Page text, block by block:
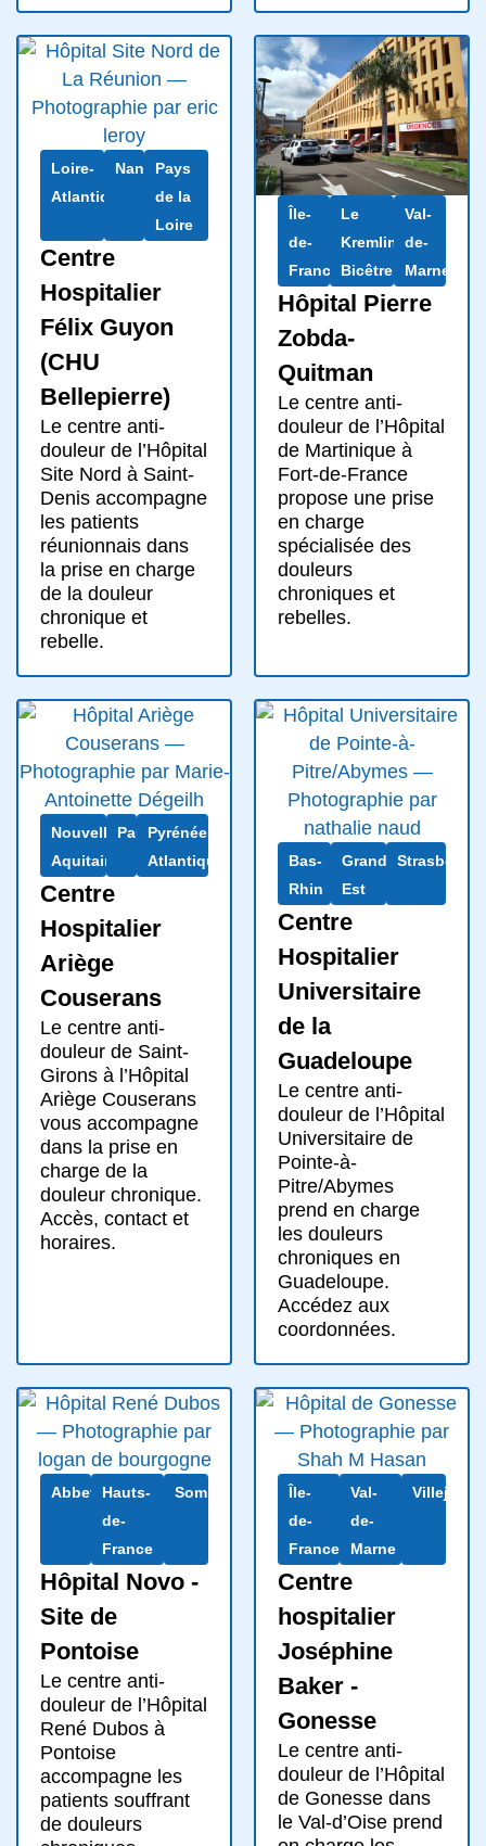
Loire-
Atlantique
NantesPays
de la
Loire
Centre
Hospitalier
Félix Guyon
(CHU
Bellepierre)
Le centre anti-
douleur de l’Hôpital
Site Nord à Saint-
Denis accompagne
les patients
réunionnais dans
la prise en charge
de la douleur
chronique et
rebelle.
Île-
de-
France
Le
Kremlin-
Bicêtre
Val-
de-
Marne
Hôpital Pierre
Zobda-
Quitman
Le centre anti-
douleur de l’Hôpital
de Martinique à
Fort-de-France
propose une prise
en charge
spécialisée des
douleurs
chroniques et
rebelles.
Nouvelle-
Aquitaine
Pau
Pyrénées-
Atlantiques
Centre
Hospitalier
Ariège
Couserans
Le centre anti-
douleur de Saint-
Girons à l’Hôpital
Ariège Couserans
vous accompagne
dans la prise en
charge de la
douleur chronique.
Accès, contact et
horaires.
Bas-
Rhin
Grand
Est
Strasbourg
Centre
Hospitalier
Universitaire
de la
Guadeloupe
Le centre anti-
douleur de l’Hôpital
Universitaire de
Pointe-à-
Pitre/Abymes
prend en charge
les douleurs
chroniques en
Guadeloupe.
Accédez aux
coordonnées.
AbbevilleHauts-
de-
France
Somme
Hôpital Novo -
Site de
Pontoise
Le centre anti-
douleur de l’Hôpital
René Dubos à
Pontoise
accompagne les
patients souffrant
de douleurs
Île-
de-
France
Val-
de-
Marne
Villejuif
Centre
hospitalier
Joséphine
Baker -
Gonesse
Le centre anti-
douleur de l’Hôpital
de Gonesse dans
le Val-d’Oise prend